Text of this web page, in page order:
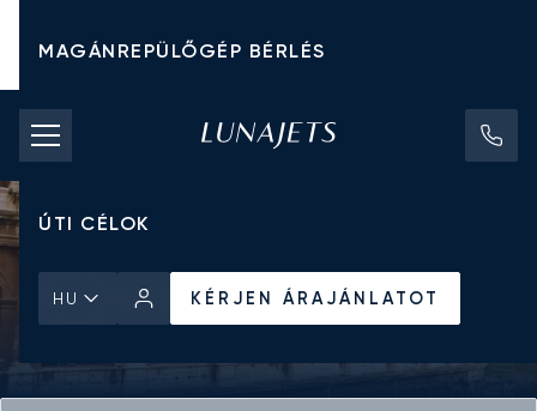
MAGÁNREPÜLŐGÉP BÉRLÉS
CHARTER ÁRAK
MAGÁNREPÜLŐGÉPEK
ÚTI CÉLOK
HU KÉRJEN ÁRAJÁNLATOT